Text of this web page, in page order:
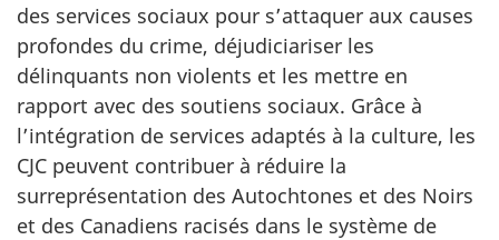
des services sociaux pour s’attaquer aux causes
profondes du crime, déjudiciariser les
délinquants non violents et les mettre en
rapport avec des soutiens sociaux. Grâce à
l’intégration de services adaptés à la culture, les
CJC peuvent contribuer à réduire la
surreprésentation des Autochtones et des Noirs
et des Canadiens racisés dans le système de